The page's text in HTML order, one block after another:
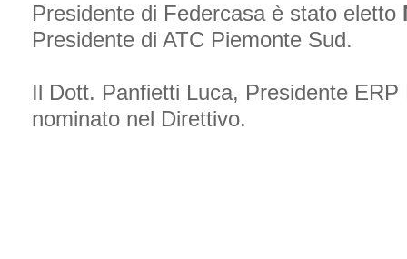
Presidente di Federcasa è stato eletto
Presidente di ATC Piemonte Sud.
Il Dott. Panfietti Luca, Presidente
nominato nel Direttivo.